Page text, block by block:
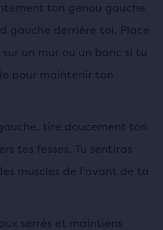
ton genou gauche
gauche derrière toi. Place
un mur ou un banc si tu
pour maintenir ton
tire doucement ton
tes fesses. Tu sentiras
muscles de l’avant de ta
serrés et maintiens